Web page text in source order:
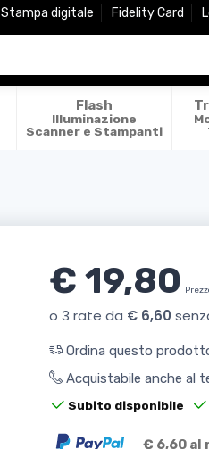
Stampa digitale Fidelity Card
Flash
Illuminazione
Scanner e Stampanti
€ 19,80
Ordina questo
Acquistabile anche al
Subito disponibile
€ 6,60 al